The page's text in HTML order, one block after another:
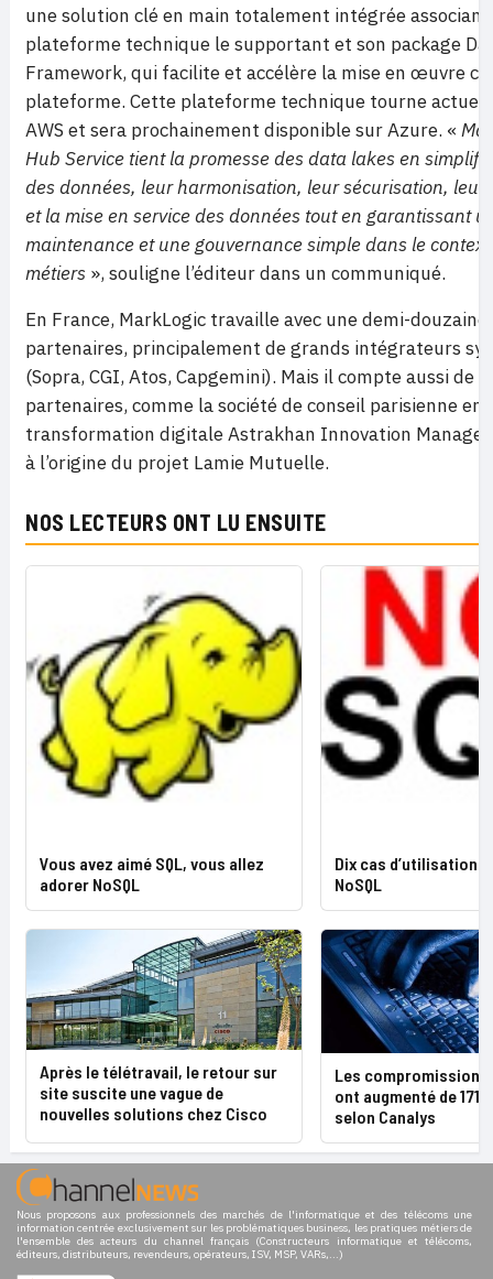
une solution clé en main totalement intégrée associant
plateforme technique le supportant et son package
Framework, qui facilite et accélère la mise en œuvre
plateforme. Cette plateforme technique tourne
AWS et sera prochainement disponible sur Azure. «
Hub Service tient la promesse des data lakes en
des données, leur harmonisation, leur sécurisation, leur
et la mise en service des données tout en garantissant
maintenance et une gouvernance simple dans le
métiers », souligne l’éditeur dans un communiqué.
En France, MarkLogic travaille avec une demi-douzaine
partenaires, principalement de grands intégrateurs
(Sopra, CGI, Atos, Capgemini). Mais il compte aussi de
partenaires, comme la société de conseil parisienne en
transformation digitale Astrakhan Innovation
à l’origine du projet Lamie Mutuelle.
NOS LECTEURS ONT LU ENSUITE
Vous avez aimé SQL, vous allez
adorer NoSQL
Dix cas d’utilisation
NoSQL
Après le télétravail, le retour sur
site suscite une vague de
nouvelles solutions chez Cisco
Les compromissions
ont augmenté de
selon Canalys
Nous proposons aux professionnels des marchés de l'informatique et des télécoms une
information centrée exclusivement sur les problématiques business, les pratiques métiers de
l'ensemble des acteurs du channel français (Constructeurs informatique et télécoms,
éditeurs, distributeurs, revendeurs, opérateurs, ISV, MSP, VARs,...)